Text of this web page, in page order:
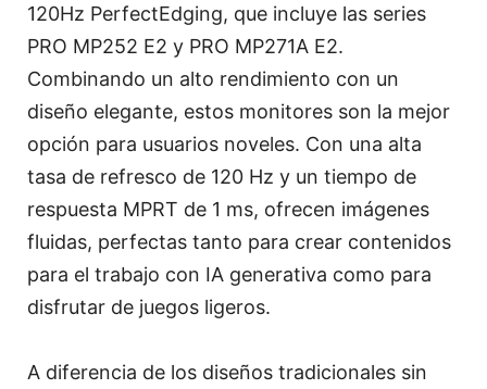
120Hz PerfectEdging, que incluye las series
PRO MP252 E2 y PRO MP271A E2.
Combinando un alto rendimiento con un
diseño elegante, estos monitores son la mejor
opción para usuarios noveles. Con una alta
tasa de refresco de 120 Hz y un tiempo de
respuesta MPRT de 1 ms, ofrecen imágenes
fluidas, perfectas tanto para crear contenidos
para el trabajo con IA generativa como para
disfrutar de juegos ligeros.
A diferencia de los diseños tradicionales sin